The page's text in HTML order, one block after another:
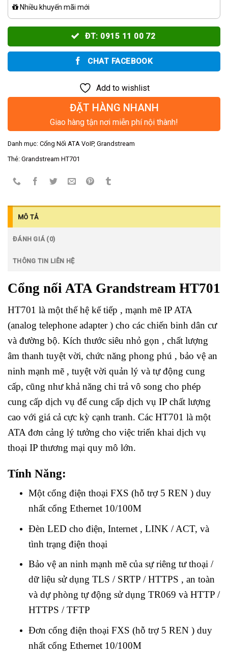
Nhiều khuyến mãi mới
ĐT: 0915 11 00 72
CHAT FACEBOOK
Add to wishlist
ĐẶT HÀNG NHANH
Giao hàng tận nơi miễn phí nội thành!
Danh mục: Cổng Nối ATA VoIP, Grandstream
Thẻ: Grandstream HT701
MÔ TẢ
ĐÁNH GIÁ (0)
THÔNG TIN LIÊN HỆ
Cổng nối ATA Grandstream HT701
HT701 là một thế hệ kế tiếp , mạnh mẽ IP ATA
(analog telephone adapter ) cho các chiến binh dân cư
và đường bộ. Kích thước siêu nhỏ gọn , chất lượng
âm thanh tuyệt vời, chức năng phong phú , bảo vệ an
ninh mạnh mẽ , tuyệt vời quản lý và tự động cung
cấp, cũng như khả năng chi trả vô song cho phép
cung cấp dịch vụ để cung cấp dịch vụ IP chất lượng
cao với giá cả cực kỳ cạnh tranh. Các HT701 là một
ATA đơn cảng lý tưởng cho việc triển khai dịch vụ
thoại IP thương mại quy mô lớn.
Tính Năng:
Một cổng điện thoại FXS (hỗ trợ 5 REN ) duy
nhất cổng Ethernet 10/100M
Đèn LED cho điện, Internet , LINK / ACT, và
tình trạng điện thoại
Bảo vệ an ninh mạnh mẽ của sự riêng tư thoại /
dữ liệu sử dụng TLS / SRTP / HTTPS , an toàn
và dự phòng tự động sử dụng TR069 và HTTP /
HTTPS / TFTP
Đơn cổng điện thoại FXS (hỗ trợ 5 REN ) duy
nhất cổng Ethernet 10/100M